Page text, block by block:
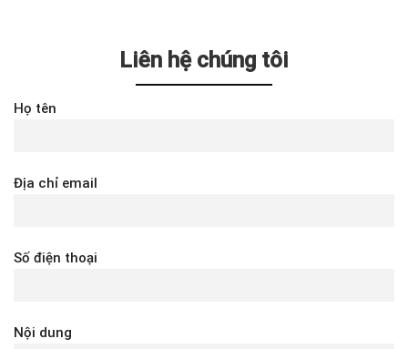
Liên hệ chúng tôi
Họ tên
Địa chỉ email
Số điện thoại
Nội dung